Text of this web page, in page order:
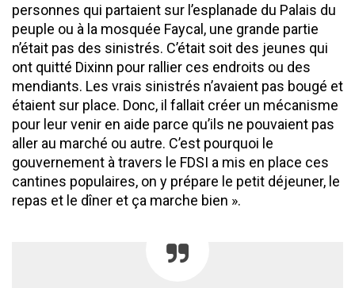
personnes qui partaient sur l’esplanade du Palais du
peuple ou à la mosquée Faycal, une grande partie
n’était pas des sinistrés. C’était soit des jeunes qui
ont quitté Dixinn pour rallier ces endroits ou des
mendiants. Les vrais sinistrés n’avaient pas bougé et
étaient sur place. Donc, il fallait créer un mécanisme
pour leur venir en aide parce qu’ils ne pouvaient pas
aller au marché ou autre. C’est pourquoi le
gouvernement à travers le FDSI a mis en place ces
cantines populaires, on y prépare le petit déjeuner, le
repas et le dîner et ça marche bien ».